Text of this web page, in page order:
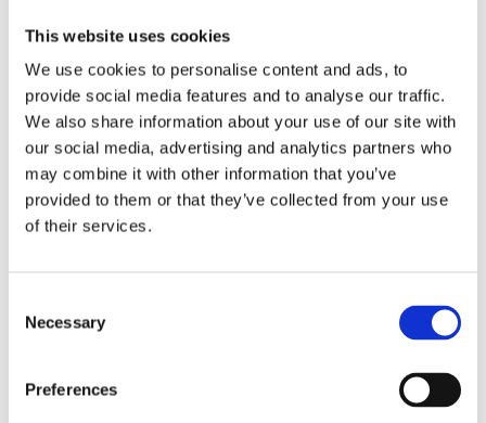
This website uses cookies
We use cookies to personalise content and ads, to
provide social media features and to analyse our traffic.
We also share information about your use of our site with
our social media, advertising and analytics partners who
may combine it with other information that you’ve
provided to them or that they’ve collected from your use
of their services.
Selection
Necessary
Preferences
Distansring till BMW 3 Serien (E46) 1998-
Finns i lagershop Göteborg
Distansring till BMW 3 (E46 sedan) 1998-
Finns i lagershop Göteborg